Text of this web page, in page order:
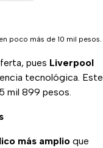
poco más de 10 mil pesos.
pues Liverpool
tecnológica. Este
mil 899 pesos.
más amplio que